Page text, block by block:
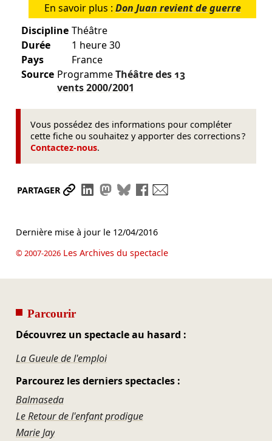
En savoir plus : Don Juan revient de guerre
Discipline Théâtre
Durée
1 heure 30
Pays
France
Source ProgrammeThéâtre des 13
vents2000/2001
Vous possédez des informations pour compléter
cette fiche ou souhaitez y apporter des corrections ?
Contactez-nous.
PARTAGER Partager le lien
Partager sur LinkedIn
Partager sur Mastodon
Partager sur Bluesky
Partager sur Facebook
Dernière mise à jour le 12/04/2016
© 2007-2026Les Archives du spectacle
Parcourir
Découvrez un spectacle au hasard :
La Gueule de l'emploi
Parcourez les derniers spectacles :
Balmaseda
Le Retour de l'enfant prodigue
Marie Jay